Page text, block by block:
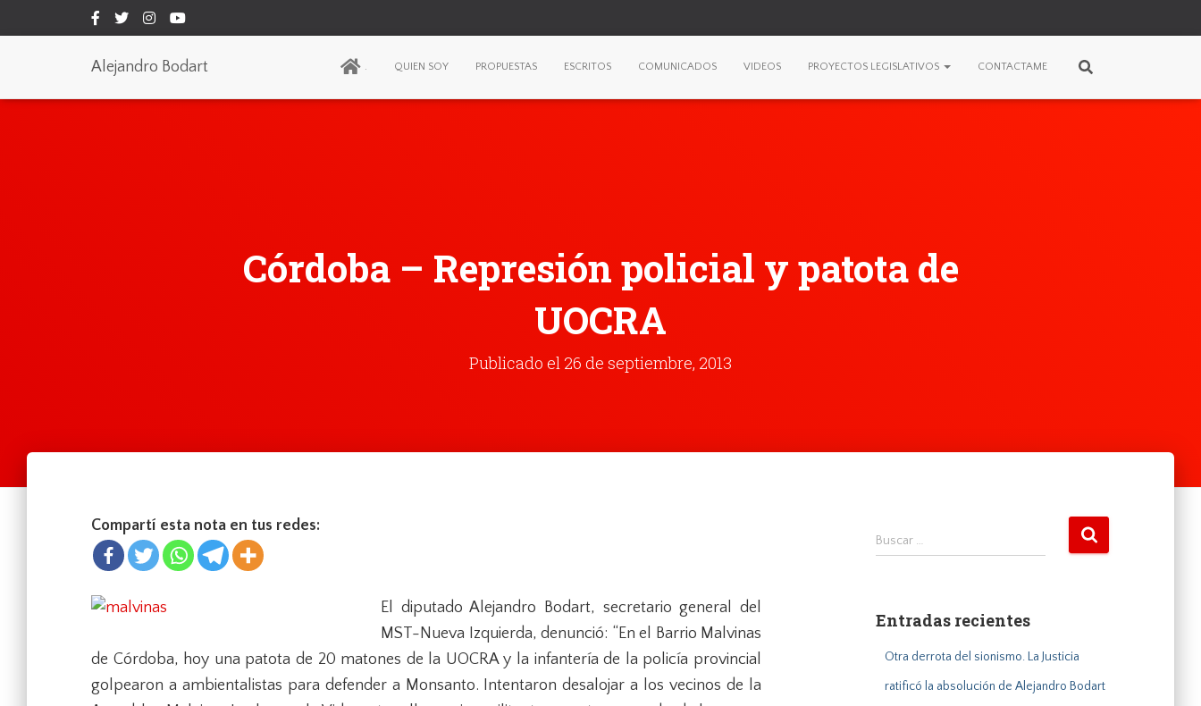
Alejandro Bodart . QUIEN SOY PROPUESTAS ESCRITOS COMUNICADOS VIDEOS PROYECTOS LEGISLATIVOS CONTACTAME
Córdoba – Represión policial y patota de
UOCRA
Publicado el 26 de septiembre, 2013
Compartí esta nota en tus redes:
El diputado Alejandro Bodart, secretario general del
MST-Nueva Izquierda, denunció: “En el Barrio Malvinas
de Córdoba, hoy una patota de 20 matones de la UOCRA y la infantería de la policía provincial
golpearon a ambientalistas para defender a Monsanto. Intentaron desalojar a los vecinos de la
B
r
Buscar …
Entradas recientes
Otra derrota del sionismo. La Justicia
ratificó la absolución de Alejandro Bodart